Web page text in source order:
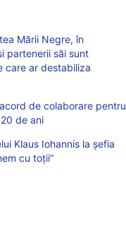
Mării Negre, în
partenerii săi sunt
care ar destabiliza
de colaborare pentru
de ani
Klaus Iohannis la șefia
cu toții”